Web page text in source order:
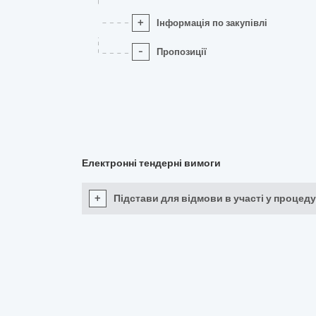
+ Інформація по закупівлі
- Пропозиції
Електронні тендерні вимоги
+ Підстави для відмови в участі у